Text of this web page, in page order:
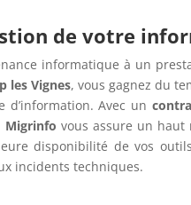
de votre
informatique à un
les Vignes, vous gagnez du
d’information. Avec un
Migrinfo vous assure un
disponibilité de vos
incidents techniques.